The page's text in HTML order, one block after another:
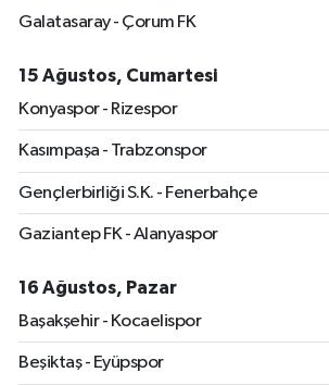
Galatasaray - Çorum FK
15 Ağustos, Cumartesi
Konyaspor - Rizespor
Kasımpaşa - Trabzonspor
Gençlerbirliği S.K. - Fenerbahçe
Gaziantep FK - Alanyaspor
16 Ağustos, Pazar
Başakşehir - Kocaelispor
Beşiktaş - Eyüpspor